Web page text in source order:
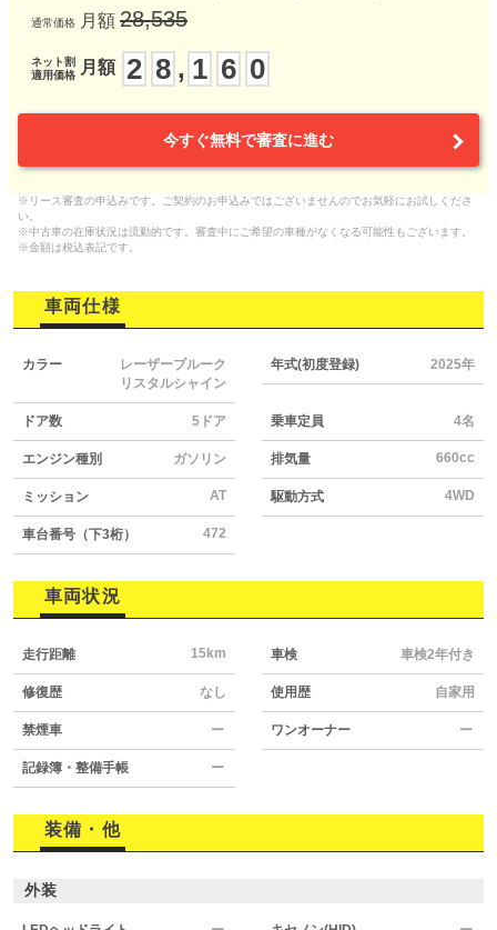
通常価格 月額 28,535
ネット割
適用価格
月額 2 8 , 1 6 0
今すぐ無料で審査に進む
※リース審査の申込みです。ご契約のお申込みではございませんのでお気軽にお試しくださ
い。
※中古車の在庫状況は流動的です。審査中にご希望の車種がなくなる可能性もございます。
※金額は税込表記です。
車両仕様
カラー
レーザーブルーク
リスタルシャイン
年式(初度登録) 2025年
ドア数 5ドア 乗車定員 4名
エンジン種別 ガソリン 排気量 660cc
ミッション AT 駆動方式 4WD
車台番号（下3桁） 472
車両状況
走行距離 15km 車検 車検2年付き
修復歴 なし 使用歴 自家用
禁煙車 ー ワンオーナー ー
記録簿・整備手帳 ー
装備・他
外装